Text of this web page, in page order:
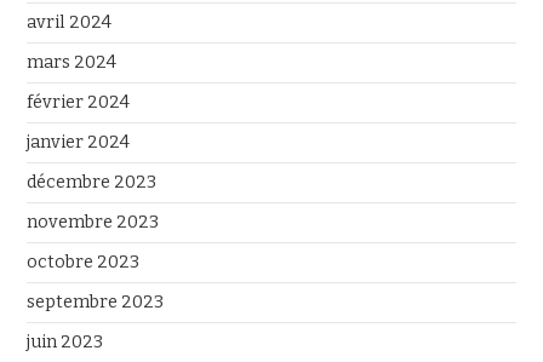
avril 2024
mars 2024
février 2024
janvier 2024
décembre 2023
novembre 2023
octobre 2023
septembre 2023
juin 2023